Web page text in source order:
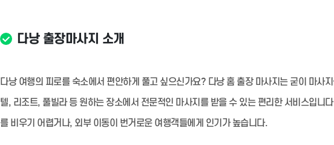
다낭 출장마사지 소개
다낭 여행의 피로를 숙소에서 편안하게 풀고 싶으신가요? 다낭 홈 출장 마사지는 굳이 마사
텔, 리조트, 풀빌라 등 원하는 장소에서 전문적인 마사지를 받을 수 있는 편리한 서비스입니
를 비우기 어렵거나, 외부 이동이 번거로운 여행객들에게 인기가 높습니다.